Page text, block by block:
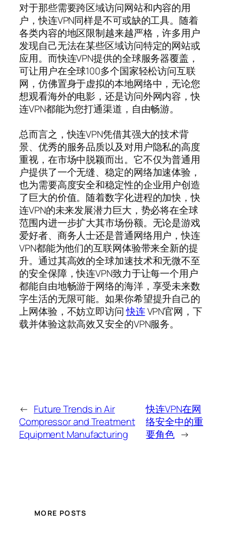
对于那些需要跨区域访问网站和内容的用
户，快连VPN同样是不可或缺的工具。随着
各类内容的地区限制越来越严格，许多用户
发现自己无法在某些区域访问特定的网站或
应用。而快连VPN提供的全球服务器覆盖，
可让用户在全球100多个国家轻松访问互联
网，仿佛置身于虚拟的本地网络中，无论您
想观看海外的电影，还是访问外网内容，快
连VPN都能为您打通渠道，自由畅游。
总而言之，快连VPN凭借其强大的技术背
景、优秀的服务品质以及对用户隐私的高度
重视，在市场中脱颖而出。它不仅为普通用
户提供了一个无缝、稳定的网络加速体验，
也为需要高度安全和稳定性的企业用户创造
了巨大的价值。随着数字化进程的加快，快
连VPN的未来发展潜力巨大，势必将在全球
范围内进一步扩大其市场份额。无论是游戏
爱好者、商务人士还是普通网络用户，快连
VPN都能为他们的互联网体验带来全新的提
升。通过其高效的全球加速技术和无微不至
的安全保障，快连VPN致力于让每一个用户
都能自由地畅游于网络的海洋，享受未来数
字生活的无限可能。如果你希望提升自己的
上网体验，不妨立即访问快连VPN官网，下
载并体验这款高效又安全的VPN服务。
← Future Trends in Air
Compressor and Treatment
Equipment Manufacturing
快连VPN在网
络安全中的重
要角色 →
MORE POSTS